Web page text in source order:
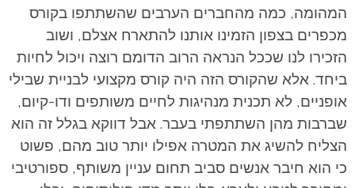
המהומה, כמה מהחברים הערבים שהשתתפו בקורס
מכפרים בצפון הזמינו אותנו להתארח אצלם, ושוב
הזכירו לנו שככל הנראה הרוב הדומם רוצה ויכול לחיות
ביחד. אלא שהקורס הזה היה קורס מקצועי לבניית שבילי
אופניים, לא תכנית מנהיגות לחיים משותפים ודו-קיום,
שברבות מהן השתתפתי בעבר. אבל דווקא בגלל זה הוא
הצליח להשיג את המטרה אפילו יותר טוב מהם, פשוט
כי הוא חיבר אנשים סביב תחום עניין משותף, ספורטיבי